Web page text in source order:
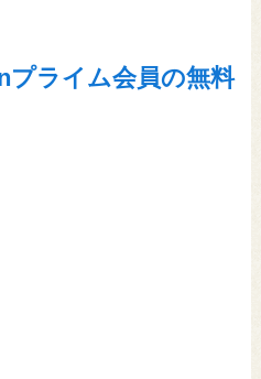
プライム会員の無料